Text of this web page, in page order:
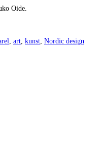
Oide.
art kunst Nordic design